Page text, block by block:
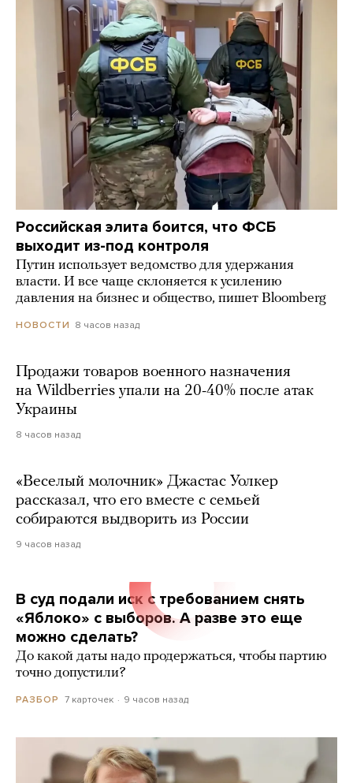
Российская элита боится, что ФСБ
выходит из-под контроля
Путин использует ведомство для удержания
власти. И все чаще склоняется к усилению
давления на бизнес и общество, пишет Bloomberg
НОВОСТИ 8 часов назад
Продажи товаров военного назначения
на Wildberries упали на 20-40% после атак
Украины
8 часов назад
«Веселый молочник» Джастас Уолкер
рассказал, что его вместе с семьей
собираются выдворить из России
9 часов назад
В суд подали иск с требованием снять
«Яблоко» с выборов. А разве это еще
можно сделать?
До какой даты надо продержаться, чтобы партию
точно допустили?
РАЗБОР 7 карточек 9 часов назад